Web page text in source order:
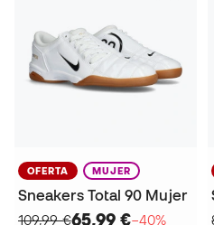
OFERTA MUJER
Sneakers Total 90 Mujer
109,99 €65,99 €−40%